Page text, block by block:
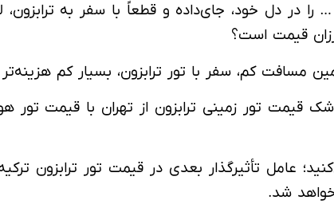
را در دل خود، جای‌داده و قطعاً با سفر به
قیمت است؟
تور زمینی ترابزون از تهران با قیمت تور
عامل تأثیرگذار بعدی در قیمت تور ترابزون
خواهد شد.